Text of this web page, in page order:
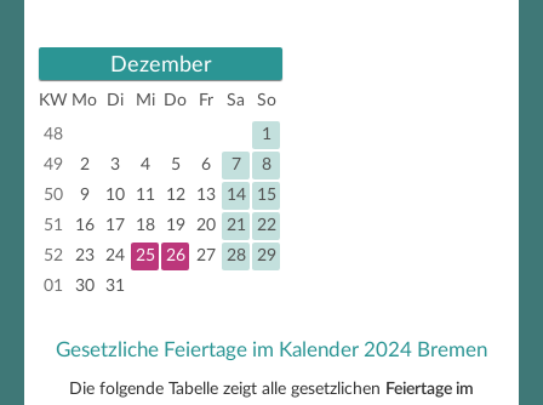
Dezember
KW Mo Di Mi Do Fr Sa
So
48
1
49
2 3 4 5 6 7
8
50
9 10 11 12 13 14
15
51
16 17 18 19 20 21
22
52
23 24 25 26 27 28
29
01
30 31
Gesetzliche Feiertage im Kalender 2024 Bremen
Die folgende Tabelle zeigt alle gesetzlichen Feiertage im